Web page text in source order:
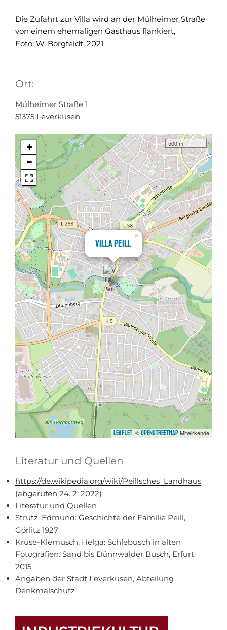
Die Zufahrt zur Villa wird an der Mülheimer Straße
von einem ehemaligen Gasthaus flankiert,
Foto: W. Borgfeldt, 2021
Ort:
Mülheimer Straße 1
51375 Leverkusen
Villa Peill
×
+
−
500 m
Leaflet, ©OpenStreetMapMitwirkende
Literatur und Quellen
https://de.wikipedia.org/wiki/Peillsches_Landhaus
(abgerufen 24. 2. 2022)
Literatur und Quellen
Strutz, Edmund: Geschichte der Familie Peill,
Görlitz 1927
Kruse-Klemusch, Helga: Schlebusch in alten
Fotografien. Sand bis Dünnwalder Busch, Erfurt
2015
Angaben der Stadt Leverkusen, Abteilung
Denkmalschutz